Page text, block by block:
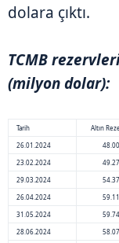
dolara çıktı.
TCMB
(milyon dolar):
Tarih Altın
26.01.2024
23.02.2024
29.03.2024
26.04.2024
31.05.2024
28.06.2024